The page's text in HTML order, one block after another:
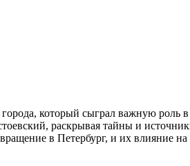
который сыграл важную
раскрывая тайны и
в Петербург, и их влияние на